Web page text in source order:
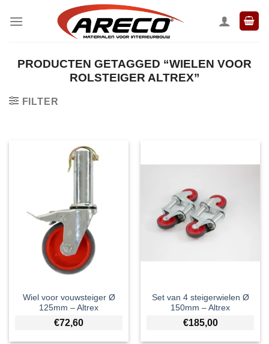
naar
PRODUCTEN GETAGGED “WIELEN VOOR
ROLSTEIGER ALTREX”
FILTER
Wiel voor vouwsteiger Ø
125mm – Altrex
€72,60
Set van 4 steigerwielen Ø
150mm – Altrex
€185,00